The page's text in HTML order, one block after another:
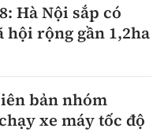
Hà Nội sắp có
hội rộng gần 1,2ha
bản nhóm
xe máy tốc độ